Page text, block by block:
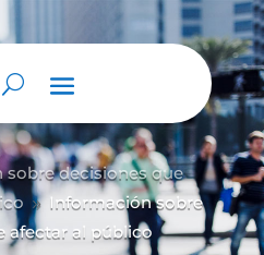
decisiones que
9 Información sobre
afectar al público